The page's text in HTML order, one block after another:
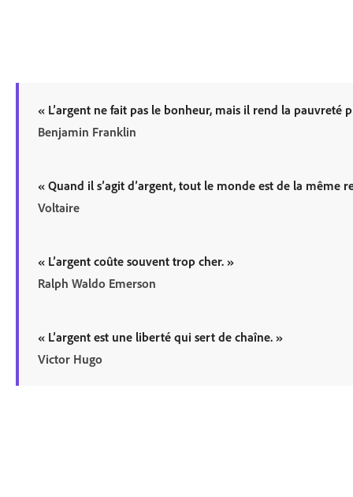
« L’argent ne fait pas le bonheur, mais il rend la pauvreté
Benjamin Franklin
« Quand il s’agit d’argent, tout le monde est de la même
Voltaire
« L’argent coûte souvent trop cher. »
Ralph Waldo Emerson
« L’argent est une liberté qui sert de chaîne. »
Victor Hugo